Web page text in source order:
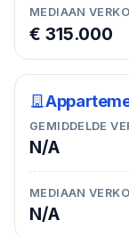
MEDIAAN
€ 315.000
GEMIDDELDE
N/A
MEDIAAN
N/A